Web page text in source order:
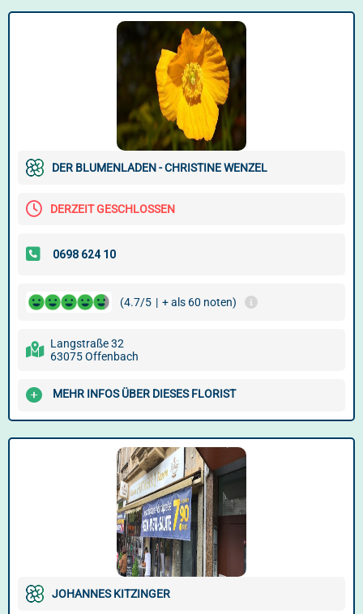
DER BLUMENLADEN - CHRISTINE WENZEL
DERZEIT GESCHLOSSEN
(4.7/5 | + als 60 noten)
Langstraße 32
63075 Offenbach
MEHR INFOS ÜBER DIESES FLORIST
JOHANNES KITZINGER